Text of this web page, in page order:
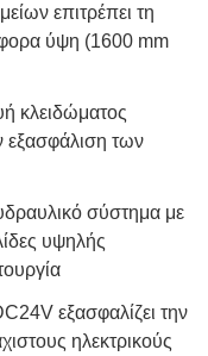
επιτρέπει τη
ύψη (1600 mm
κλειδώματος
εξασφάλιση των
σύστημα με
υψηλής
εξασφαλίζει την
ηλεκτρικούς